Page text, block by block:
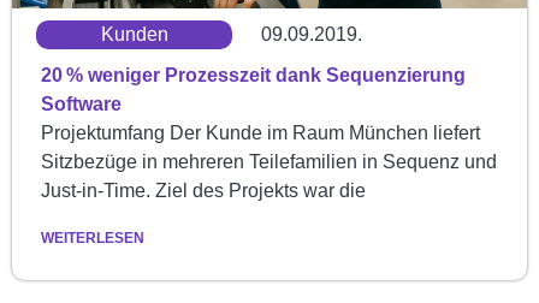
Kunden
09.09.2019.
20 % weniger Prozesszeit dank Sequenzierung
Software
Projektumfang Der Kunde im Raum München liefert
Sitzbezüge in mehreren Teilefamilien in Sequenz und
Just-in-Time. Ziel des Projekts war die
WEITERLESEN